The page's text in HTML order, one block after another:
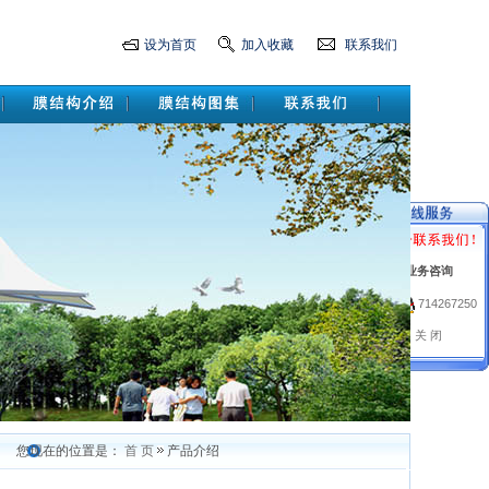
业务咨询
714267250
关 闭
设为首页 加入收藏 联系我们
您现在的位置是： 首 页 产品介绍